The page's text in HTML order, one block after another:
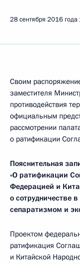
28 сентября 2016 года
Своим
заместителя
противодействия
официальным
рассмотрении
о ратификации
Пояснительная
«О ратификации
Федерацией и
о сотрудничестве
сепаратизмом и
Проектом
ратификация
и Китайской